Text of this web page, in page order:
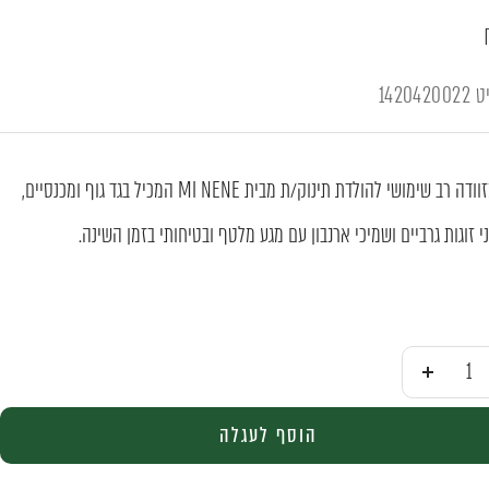
1420420022
מארז מזוודה רב שימושי להולדת תינוק/ת מבית MI NENE המכיל בגד גוף ומכנסיים,
זוגות גרביים ושמיכי ארנבון עם מגע מלטף ובטיחותי בזמן השינה.
הוסף
הוסף לעגלה